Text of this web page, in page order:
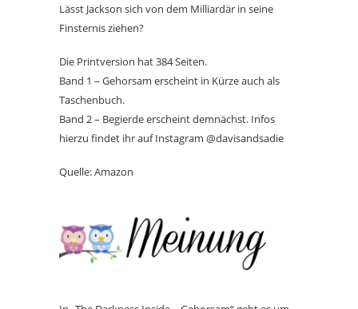
Lässt Jackson sich von dem Milliardär in seine
Finsternis ziehen?
Die Printversion hat 384 Seiten.
Band 1 – Gehorsam erscheint in Kürze auch als
Taschenbuch.
Band 2 – Begierde erscheint demnächst. Infos
hierzu findet ihr auf Instagram @davisandsadie
Quelle: Amazon